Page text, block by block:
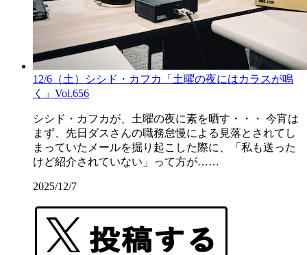
12/6（土）シシド・カフカ「土曜の夜にはカラスが鳴
く」Vol.656
シシド・カフカが、土曜の夜に素を晒す・・・ 今宵は
まず、先日ダスさんの職務怠慢による見落とされてし
まっていたメールを掘り起こした際に、「私も送った
けど紹介されていない」って方が……
2025/12/7